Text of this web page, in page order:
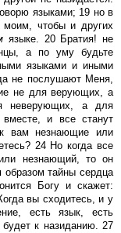
языками; 19 но в
моим, чтобы и других
языке. 20 Братия! не
а по уму будьте
языками и иными
не послушают Меня,
не для верующих, а
неверующих, а для
и все станут
вам незнающие или
24 Но когда все
незнающий, то он
образом тайны сердца
Богу и скажет:
вы сходитесь, и у
есть язык, есть
будет к назиданию. 27